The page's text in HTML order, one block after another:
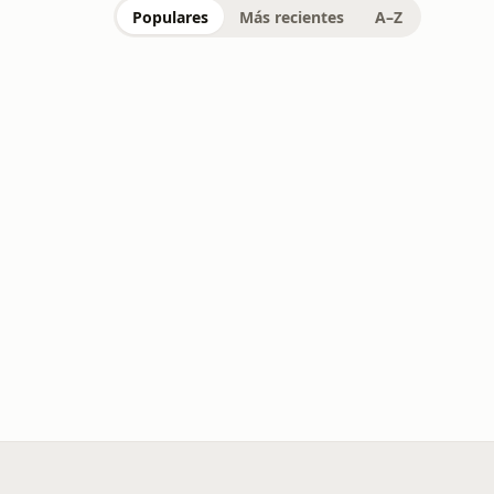
Populares Más recientes A–Z